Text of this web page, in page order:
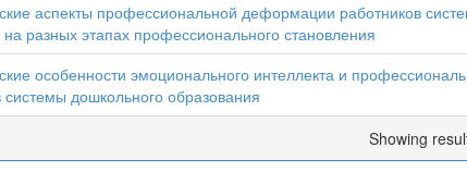
аспекты профессиональной деформации работников
разных этапах профессионального становления
особенности эмоционального интеллекта и
системы дошкольного образования
Showing